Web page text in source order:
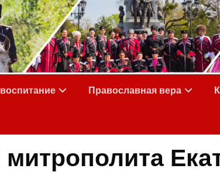
Православная вера